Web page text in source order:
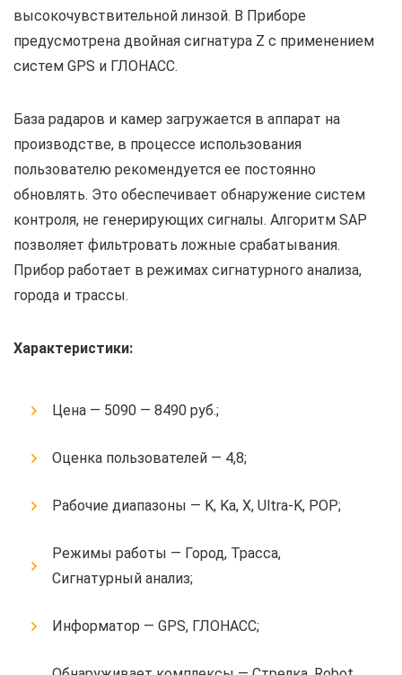
высокочувствительной линзой. В Приборе
предусмотрена двойная сигнатура Z с применением
систем GPS и ГЛОНАСС.
База радаров и камер загружается в аппарат на
производстве, в процессе использования
пользователю рекомендуется ее постоянно
обновлять. Это обеспечивает обнаружение систем
контроля, не генерирующих сигналы. Алгоритм SAP
позволяет фильтровать ложные срабатывания.
Прибор работает в режимах сигнатурного анализа,
города и трассы.
Характеристики:
Цена — 5090 — 8490 руб.;
Оценка пользователей — 4,8;
Рабочие диапазоны — K, Ka, X, Ultra-K, POP;
Режимы работы — Город, Трасса,
Сигнатурный анализ;
Информатор — GPS, ГЛОНАСС;